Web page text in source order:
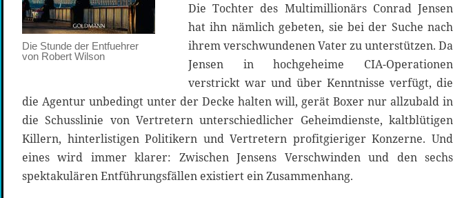
Die Stunde der Entfuehrer
von Robert Wilson
Die Tochter des Multimillionärs Conrad Jensen
hat ihn nämlich gebeten, sie bei der Suche nach
ihrem verschwundenen Vater zu unterstützen. Da
Jensen in hochgeheime CIA-Operationen
verstrickt war und über Kenntnisse verfügt, die
die Agentur unbedingt unter der Decke halten will, gerät Boxer nur allzubald in
die Schusslinie von Vertretern unterschiedlicher Geheimdienste, kaltblütigen
Killern, hinterlistigen Politikern und Vertretern profitgieriger Konzerne. Und
eines wird immer klarer: Zwischen Jensens Verschwinden und den sechs
spektakulären Entführungsfällen existiert ein Zusammenhang.